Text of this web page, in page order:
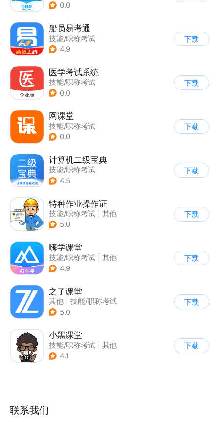
0.0
船员易考通
技能/职称考试
4.9
下载
医学考试系统
技能/职称考试
0.0
下载
网课堂
技能/职称考试
0.0
下载
计算机二级宝典
技能/职称考试
4.5
下载
特种作业操作证
技能/职称考试
其他
5.0
下载
嗨学课堂
技能/职称考试
其他
4.9
下载
之了课堂
其他
技能/职称考试
5.0
下载
小黑课堂
技能/职称考试
其他
4.1
下载
联系我们